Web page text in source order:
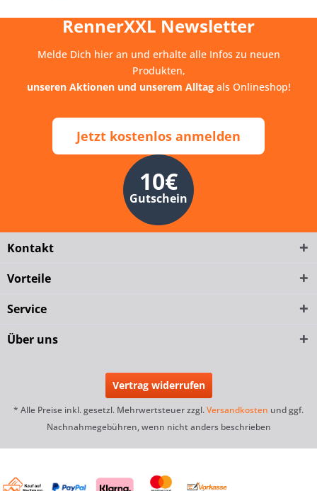
RennerXXL Newsletter
Melde Dich hier an und erhalte alle Infos zu neuen
Produkten,
unseren Aktionen und unserem Alltagals Onlineshop!
Jetzt kostenlos anmelden
10€
Gutschein
Kontakt
Vorteile
Service
Über uns
Vertrag widerrufen
* Alle Preise inkl. gesetzl. Mehrwertsteuer zzgl.Versandkosten und ggf.
Nachnahmegebühren, wenn nicht anders beschrieben